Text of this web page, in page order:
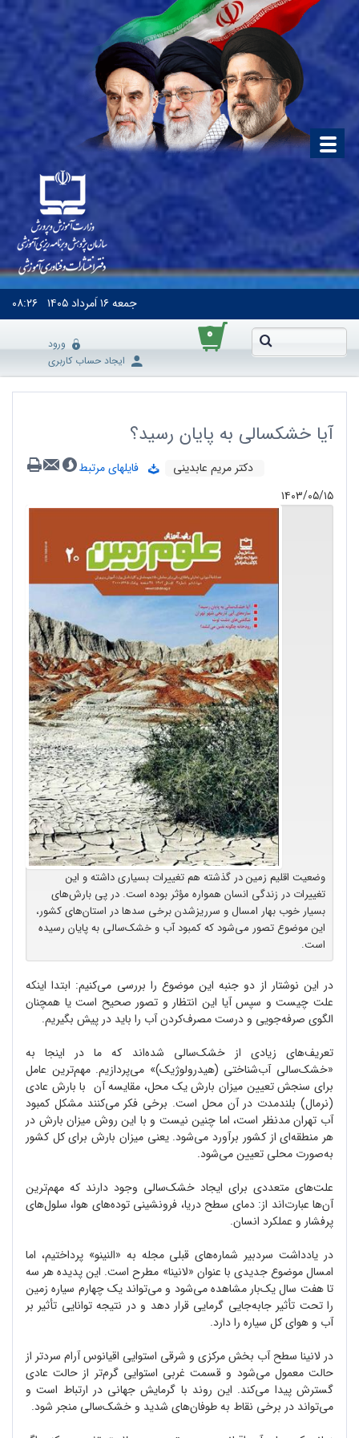
جمعه۱۶ اَمرداد ۱۴۰۵ ۰۸:۲۶
۰
ورود
ایجاد حساب کاربری
آیا خشکسالی به پایان رسید؟
دکتر مریم عابدینی
فایلهای مرتبط
۱۴۰۳/۰۵/۱۵
وضعیت اقلیم زمین در گذشته هم تغییرات بسیاری داشته و این
تغییرات در زندگی انسان همواره مؤثر بوده است. در پی بارش‌های
بسیار خوب بهار امسال و سرریزشدن برخی سدها در استان‌های کشور،
این موضوع تصور می‌شود که کمبود آب و خشک‌سالی به پایان رسیده
است.
در این نوشتار از دو جنبه این موضوع را بررسی می‌کنیم: ابتدا اینکه
علت چیست و سپس آیا این انتظار و تصور صحیح است یا همچنان
الگوی صرفه‌جویی و درست مصرف‌کردن آب را باید در پیش بگیریم.
تعریف‌های زیادی از خشک‌سالی شده‌اند که ما در اینجا به
«خشک‌سالی آب‌شناختی (هیدرولوژیک)» می‌پردازیم. مهم‌ترین عامل
برای سنجش تعیین میزان بارش یک محل، مقایسه آن با بارش عادی
(نرمال) بلندمدت در آن محل است. برخی فکر می‌کنند مشکل کمبود
آب تهران مد‌نظر است، اما چنین نیست و با این روش میزان بارش در
هر منطقه‌ای از کشور برآورد می‌شود. یعنی میزان بارش برای کل کشور
به‌صورت محلی تعیین می‌شود.
علت‌های متعددی برای ایجاد خشک‌سالی وجود دارند که مهم‌ترین
آن‌ها عبارت‌اند از: دمای سطح دریا، فرونشینی توده‌های هوا، سلول‌های
پرفشار و عملکرد انسان.
در یادداشت سردبیر شماره‌های قبلی مجله به «النینو» پرداختیم، اما
امسال موضوع جدیدی با عنوان «لانینا» مطرح است. این پدیده هر سه
تا هفت سال یک‌بار مشاهده می‌شود و می‌تواند یک چهارم سیاره ‌زمین
را تحت تأثیر جابه‌جایی گرمایی قرار دهد و در نتیجه توانایی تأثیر بر
آب و هوای کل سیاره را دارد.
در لانینا سطح آب بخش مرکزی و شرقی استوایی اقیانوس آرام سردتر از
حالت معمول می‌شود و قسمت غربی استوایی گرم‌تر از حالت عادی
گسترش پیدا می‌کند. این روند با گرمایش جهانی در ارتباط است و
می‌تواند در برخی نقاط به طوفان‌های شدید و خشک‌سالی منجر شود.